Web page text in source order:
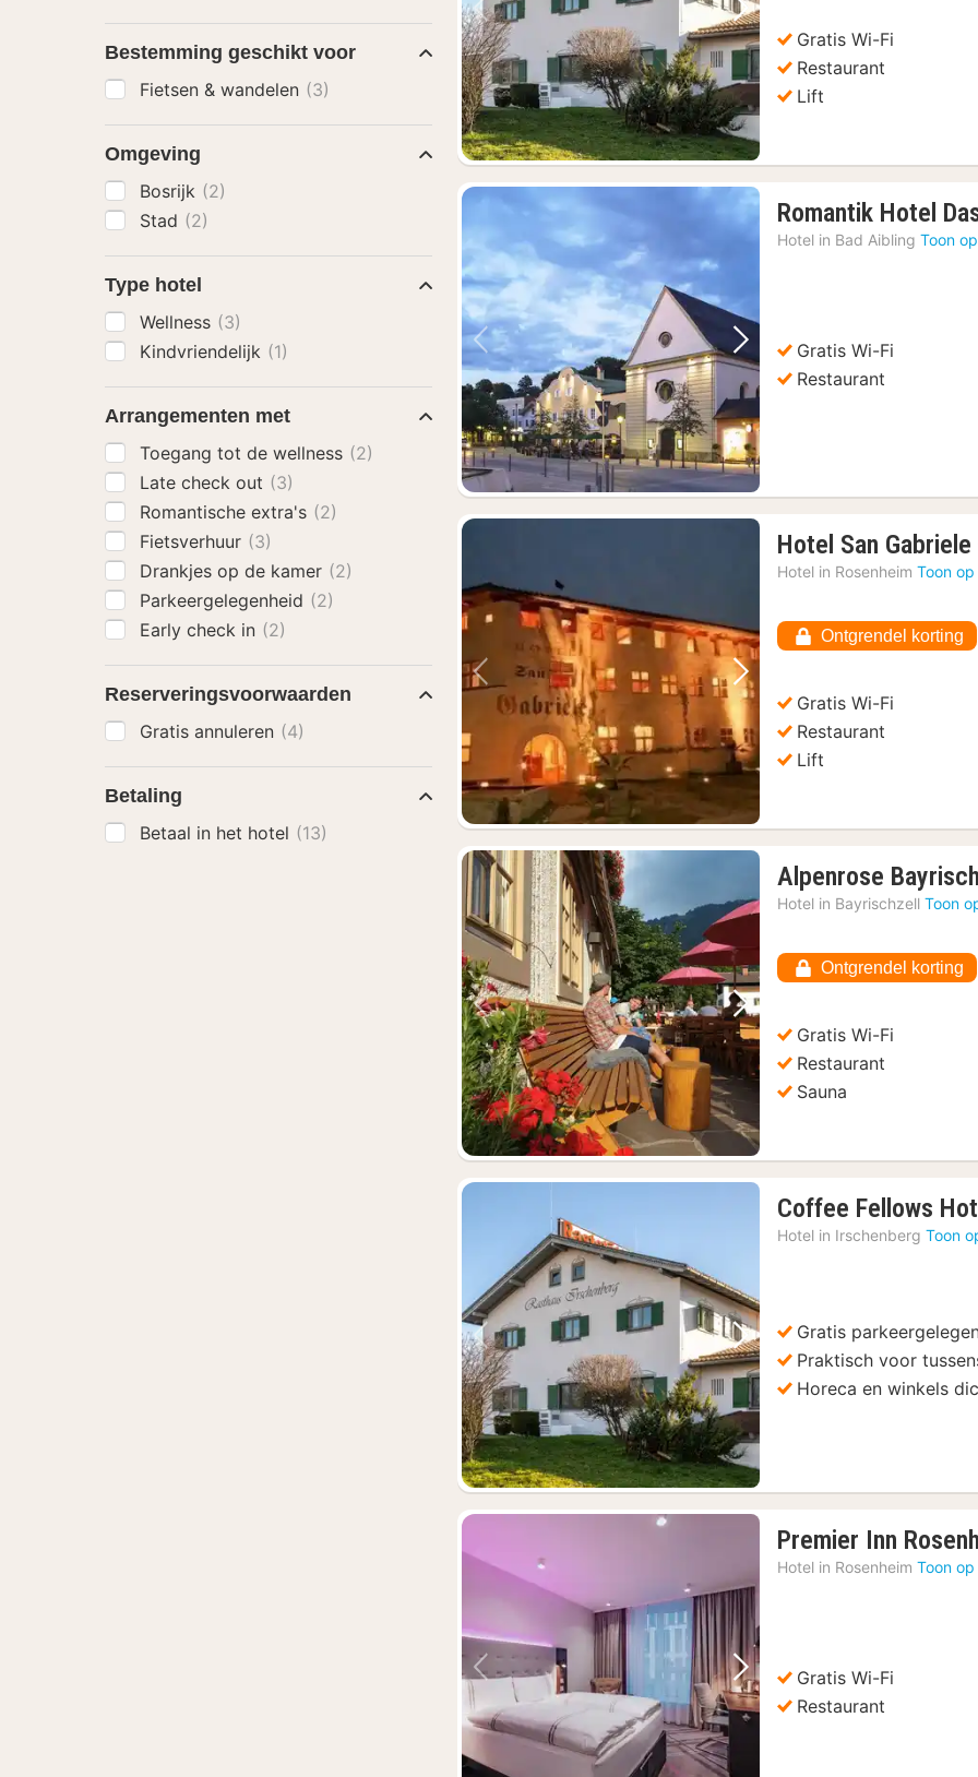
Vorige foto Volgende foto
Gratis Wi-Fi
Restaurant
Lift
Vorige foto Volgende foto
Romantik Hotel
Hotel in Bad Aibling Toon
Gratis Wi-Fi
Restaurant
Vorige foto Volgende foto
Hotel San Gabriele
Hotel in Rosenheim Toon
Ontgrendel korting
Gratis Wi-Fi
Restaurant
Lift
Vorige foto Volgende foto
Alpenrose
Hotel in Bayrischzell Toon
Ontgrendel korting
Gratis Wi-Fi
Restaurant
Sauna
Vorige foto Volgende foto
Coffee Fellows
Hotel in Irschenberg Toon
Gratis
Praktisch voor
Horeca en winkels
Vorige foto Volgende foto
Premier Inn
Hotel in Rosenheim Toon
Gratis Wi-Fi
Restaurant
Bestemming geschikt voor
Fietsen & wandelen (3)
Omgeving
Bosrijk (2)
Stad (2)
Type hotel
Wellness (3)
Kindvriendelijk (1)
Arrangementen met
Toegang tot de wellness (2)
Late check out (3)
Romantische extra's (2)
Fietsverhuur (3)
Drankjes op de kamer (2)
Parkeergelegenheid (2)
Early check in (2)
Reserveringsvoorwaarden
Gratis annuleren (4)
Betaling
Betaal in het hotel (13)